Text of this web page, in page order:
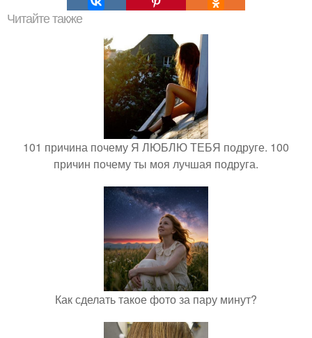
Читайте также
101 причина почему Я ЛЮБЛЮ ТЕБЯ подруге. 100
причин почему ты моя лучшая подруга.
Как сделать такое фото за пару минут?